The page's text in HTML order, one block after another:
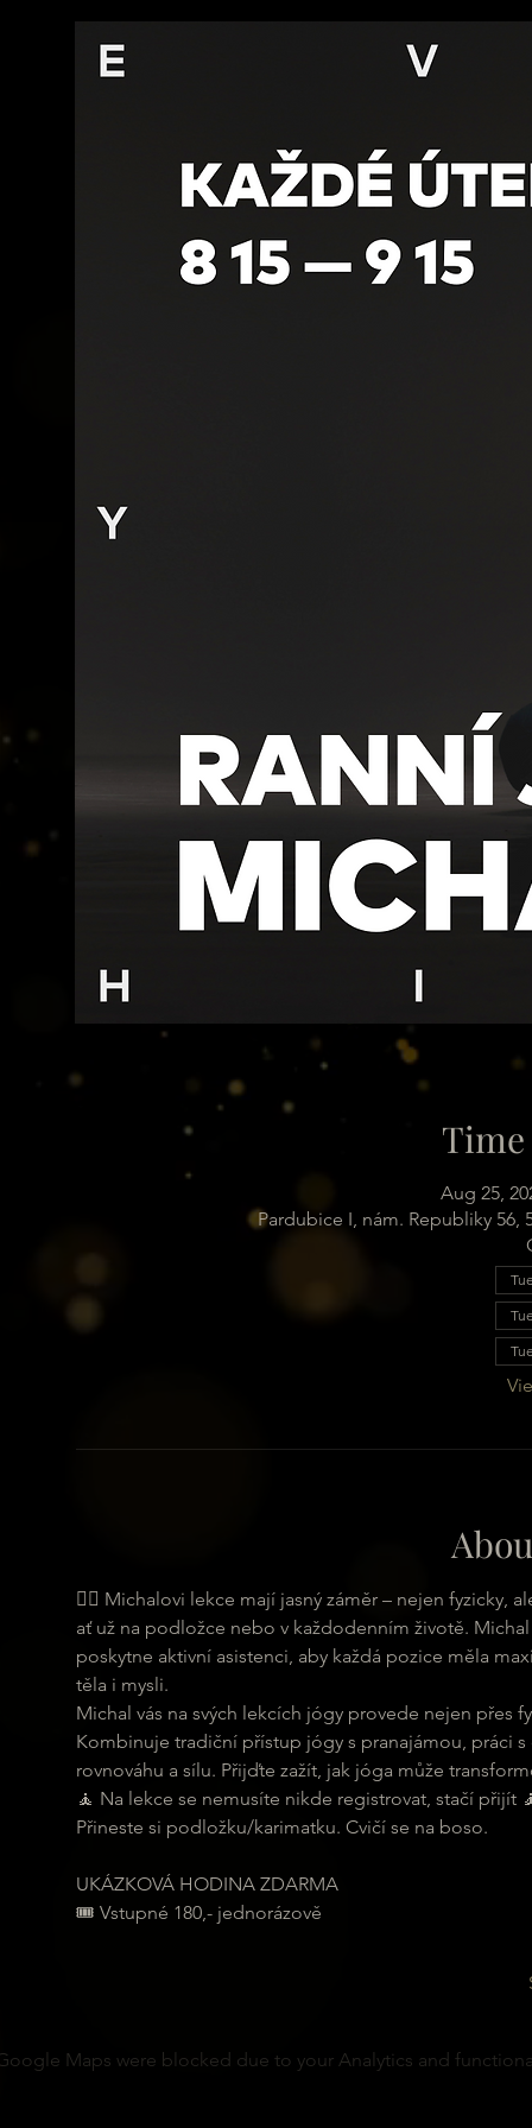
Aug 25,
Pardubice I, nám. Republiky 56,
🧘‍♀ Michalovi lekce mají jasný záměr – nejen
ať už na podložce nebo v každodenním životě.
poskytne aktivní asistenci, aby každá pozice měla
těla i mysli.
Michal vás na svých lekcích jógy provede nejen
Kombinuje tradiční přístup jógy s pranajámou, práci
rovnováhu a sílu. Přijďte zažít, jak jóga může
🧘 Na lekce se nemusíte nikde registrovat, stačí přijít
Přineste si podložku/karimatku. Cvičí se na boso.
UKÁZKOVÁ HODINA ZDARMA
🎟 Vstupné 180,- jednorázově
Maps were blocked due to your Analytics and